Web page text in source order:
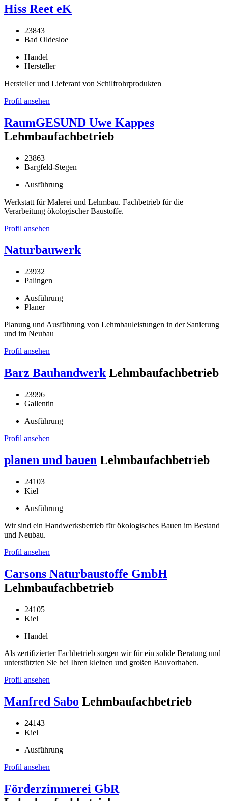
Hiss Reet eK
23843
Bad Oldesloe
Handel
Hersteller
Hersteller und Lieferant von Schilfrohrprodukten
Profil ansehen
RaumGESUND Uwe Kappes
Lehmbaufachbetrieb
23863
Bargfeld-Stegen
Ausführung
Werkstatt für Malerei und Lehmbau. Fachbetrieb für die
Verarbeitung ökologischer Baustoffe.
Profil ansehen
Naturbauwerk
23932
Palingen
Ausführung
Planer
Planung und Ausführung von Lehmbauleistungen in der Sanierung
und im Neubau
Profil ansehen
Barz Bauhandwerk Lehmbaufachbetrieb
23996
Gallentin
Ausführung
Profil ansehen
planen und bauen Lehmbaufachbetrieb
24103
Kiel
Ausführung
Wir sind ein Handwerksbetrieb für ökologisches Bauen im Bestand
und Neubau.
Profil ansehen
Carsons Naturbaustoffe GmbH
Lehmbaufachbetrieb
24105
Kiel
Handel
Als zertifizierter Fachbetrieb sorgen wir für ein solide Beratung und
unterstützten Sie bei Ihren kleinen und großen Bauvorhaben.
Profil ansehen
Manfred Sabo Lehmbaufachbetrieb
24143
Kiel
Ausführung
Profil ansehen
Förderzimmerei GbR